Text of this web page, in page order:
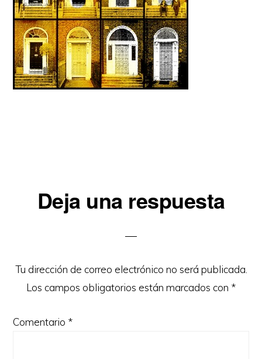
Interacciones
lectores
Deja una respuesta
Tu dirección de correo electrónico no será publicada.
Los campos obligatorios están marcados con *
Comentario *